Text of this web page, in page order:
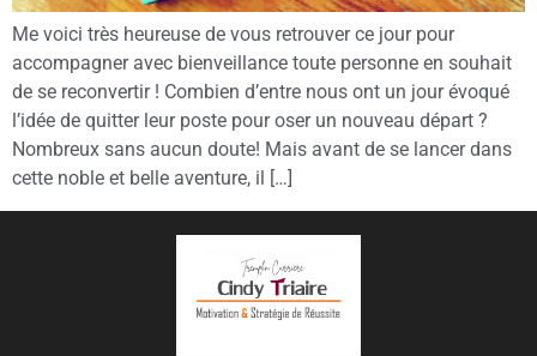
Me voici très heureuse de vous retrouver ce jour pour
accompagner avec bienveillance toute personne en souhait
de se reconvertir ! Combien d’entre nous ont un jour évoqué
l’idée de quitter leur poste pour oser un nouveau départ ?
Nombreux sans aucun doute! Mais avant de se lancer dans
cette noble et belle aventure, il […]